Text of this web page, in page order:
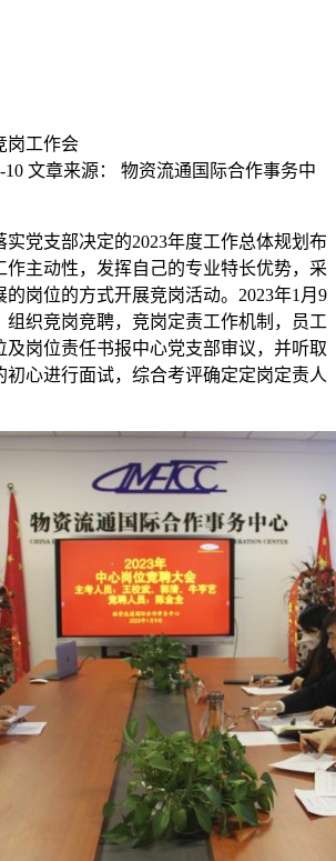
岗工作会
10 文章来源：
物资流通国际合作事务中
实党支部决定的2023年度工作总体规划布
作主动性，发挥自己的专业特长优势，采
岗位的方式开展竞岗活动。2023年1月9
组织竞岗竞聘，竞岗定责工作机制，员工
及岗位责任书报中心党支部审议，并听取
初心进行面试，综合考评确定定岗定责人